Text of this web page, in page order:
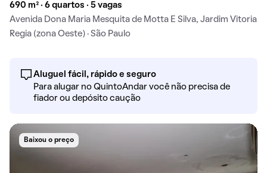
690 m² · 6 quartos · 5 vagas
Avenida Dona Maria Mesquita de Motta E Silva, Jardim Vitoria
Regia (zona Oeste) · São Paulo
Aluguel fácil, rápido e seguro
Para alugar no QuintoAndar você não precisa de
fiador ou depósito caução
Baixou o preço